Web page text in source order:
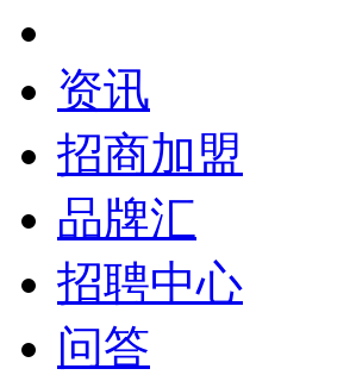
资讯
招商加盟
品牌汇
招聘中心
问答